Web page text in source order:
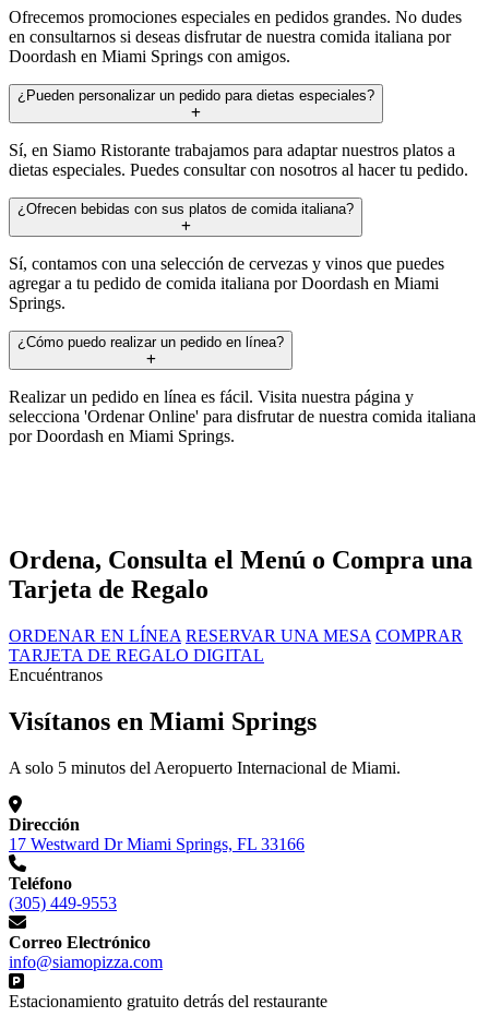
Ofrecemos promociones especiales en pedidos grandes. No dudes
en consultarnos si deseas disfrutar de nuestra comida italiana por
Doordash en Miami Springs con amigos.
¿Pueden personalizar un pedido para dietas especiales?
Sí, en Siamo Ristorante trabajamos para adaptar nuestros platos a
dietas especiales. Puedes consultar con nosotros al hacer tu pedido.
¿Ofrecen bebidas con sus platos de comida italiana?
Sí, contamos con una selección de cervezas y vinos que puedes
agregar a tu pedido de comida italiana por Doordash en Miami
Springs.
¿Cómo puedo realizar un pedido en línea?
Realizar un pedido en línea es fácil. Visita nuestra página y
selecciona 'Ordenar Online' para disfrutar de nuestra comida italiana
por Doordash en Miami Springs.
Ordena, Consulta el Menú o Compra una
Tarjeta de Regalo
ORDENAR EN LÍNEA RESERVAR UNA MESA COMPRAR
TARJETA DE REGALO DIGITAL
Encuéntranos
Visítanos en Miami Springs
A solo 5 minutos del Aeropuerto Internacional de Miami.
Dirección
17 Westward Dr Miami Springs, FL 33166
Teléfono
(305) 449-9553
Correo Electrónico
info@siamopizza.com
Estacionamiento gratuito detrás del restaurante